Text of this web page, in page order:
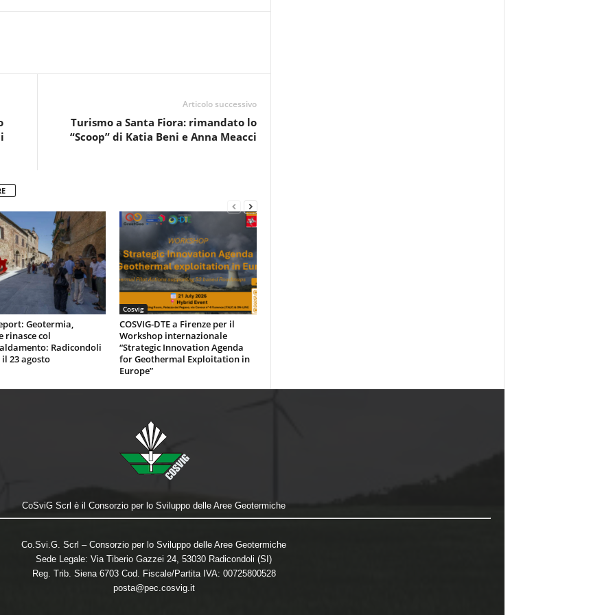
Articolo successivo
Turismo a Santa Fiora: rimandato lo
“Scoop” di Katia Beni e Anna Meacci
Geotermia,
rinasce col
Radicondoli
23 agosto
Cosvig
COSVIG-DTE a Firenze per il
Workshop internazionale
“Strategic Innovation Agenda
for Geothermal Exploitation in
Europe”
CoSviG Scrl è il Consorzio per lo Sviluppo delle Aree Geotermiche
Co.Svi.G. Scrl – Consorzio per lo Sviluppo delle Aree Geotermiche
Sede Legale: Via Tiberio Gazzei 24, 53030 Radicondoli (SI)
Reg. Trib. Siena 6703 Cod. Fiscale/Partita IVA: 00725800528
posta@pec.cosvig.it